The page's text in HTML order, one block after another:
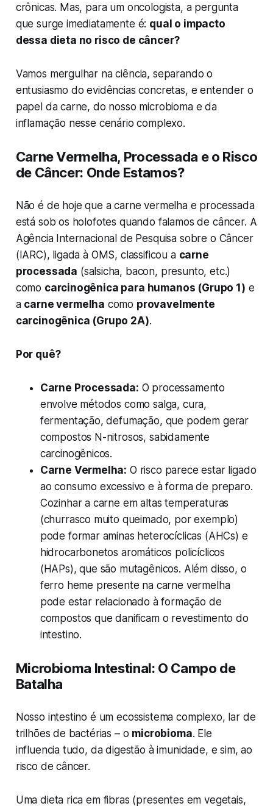
crônicas. Mas, para um oncologista, a pergunta
que surge imediatamente é: qual o impacto
dessa dieta no risco de câncer?
Vamos mergulhar na ciência, separando o
entusiasmo do evidências concretas, e entender o
papel da carne, do nosso microbioma e da
inflamação nesse cenário complexo.
Carne Vermelha, Processada e o Risco
de Câncer: Onde Estamos?
Não é de hoje que a carne vermelha e processada
está sob os holofotes quando falamos de câncer. A
Agência Internacional de Pesquisa sobre o Câncer
(IARC), ligada à OMS, classificou a carne
processada (salsicha, bacon, presunto, etc.)
como carcinogênica para humanos (Grupo 1) e
a carne vermelha como provavelmente
carcinogênica (Grupo 2A).
Por quê?
Carne Processada: O processamento
envolve métodos como salga, cura,
fermentação, defumação, que podem gerar
compostos N-nitrosos, sabidamente
carcinogênicos.
Carne Vermelha: O risco parece estar ligado
ao consumo excessivo e à forma de preparo.
Cozinhar a carne em altas temperaturas
(churrasco muito queimado, por exemplo)
pode formar aminas heterocíclicas (AHCs) e
hidrocarbonetos aromáticos policíclicos
(HAPs), que são mutagênicos. Além disso, o
ferro heme presente na carne vermelha
pode estar relacionado à formação de
compostos que danificam o revestimento do
intestino.
Microbioma Intestinal: O Campo de
Batalha
Nosso intestino é um ecossistema complexo, lar de
trilhões de bactérias – o microbioma. Ele
influencia tudo, da digestão à imunidade, e sim, ao
risco de câncer.
Uma dieta rica em fibras (presentes em vegetais,